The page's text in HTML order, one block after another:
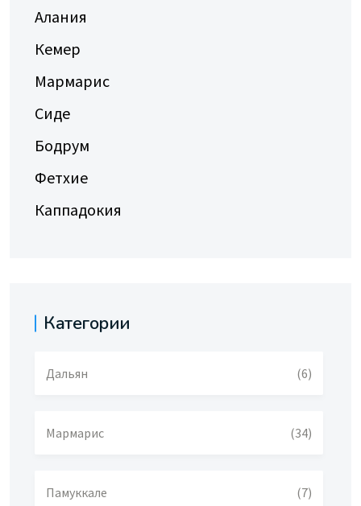
Алания
Кемер
Мармарис
Сиде
Бодрум
Фетхие
Каппадокия
Категории
Дальян (6)
Мармарис (34)
Памуккале (7)